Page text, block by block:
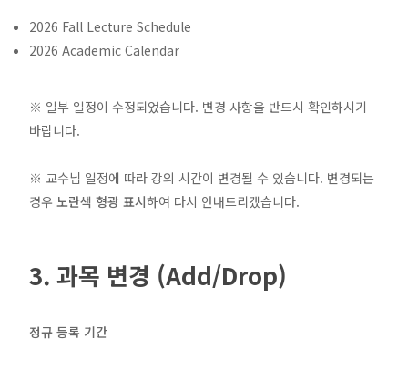
2026 Fall Lecture Schedule
2026 Academic Calendar
※ 일부 일정이 수정되었습니다. 변경 사항을 반드시 확인하시기
바랍니다.
※ 교수님 일정에 따라 강의 시간이 변경될 수 있습니다. 변경되는
경우 노란색 형광 표시하여 다시 안내드리겠습니다.
3. 과목 변경 (Add/Drop)
정규 등록 기간